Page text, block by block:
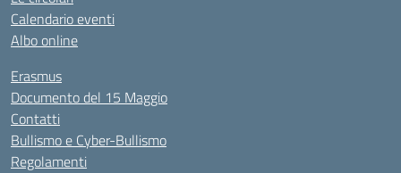
Calendario eventi
Albo online
Erasmus
Documento del 15 Maggio
Contatti
Bullismo e Cyber-Bullismo
Regolamenti